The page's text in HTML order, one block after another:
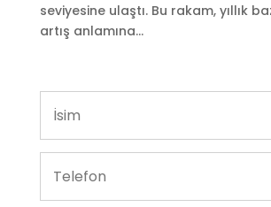
seviyesine ulaştı. Bu rakam, yıllık
artış anlamına...